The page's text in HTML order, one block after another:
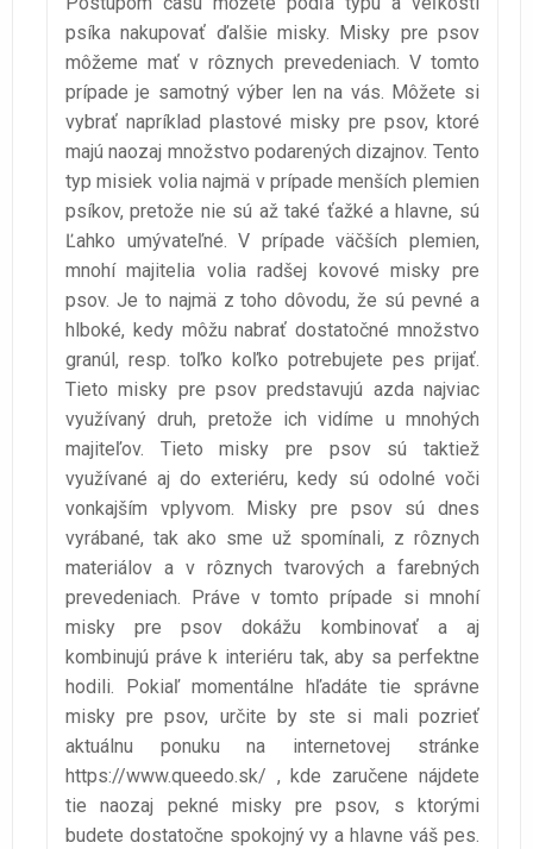
psíka nakupovať ďalšie misky. Misky pre psov
môžeme mať v rôznych prevedeniach. V tomto
prípade je samotný výber len na vás. Môžete si
vybrať napríklad plastové misky pre psov, ktoré
majú naozaj množstvo podarených dizajnov. Tento
typ misiek volia najmä v prípade menších plemien
psíkov, pretože nie sú až také ťažké a hlavne, sú
Ľahko umývateľné. V prípade väčších plemien,
mnohí majitelia volia radšej kovové misky pre
psov. Je to najmä z toho dôvodu, že sú pevné a
hlboké, kedy môžu nabrať dostatočné množstvo
granúl, resp. toľko koľko potrebujete pes prijať.
Tieto misky pre psov predstavujú azda najviac
využívaný druh, pretože ich vidíme u mnohých
majiteľov. Tieto misky pre psov sú taktiež
využívané aj do exteriéru, kedy sú odolné voči
vonkajším vplyvom.
Misky pre psov sú dnes
vyrábané, tak ako sme už spomínali, z rôznych
materiálov a v rôznych tvarových a farebných
prevedeniach. Práve v tomto prípade si mnohí
misky pre psov dokážu kombinovať a aj
kombinujú práve k interiéru tak, aby sa perfektne
hodili. Pokiaľ momentálne hľadáte tie správne
misky pre psov, určite by ste si mali pozrieť
aktuálnu ponuku na internetovej stránke
https://www.queedo.sk/ , kde zaručene nájdete
tie naozaj pekné misky pre psov, s ktorými
budete dostatočne spokojný vy a hlavne váš pes.